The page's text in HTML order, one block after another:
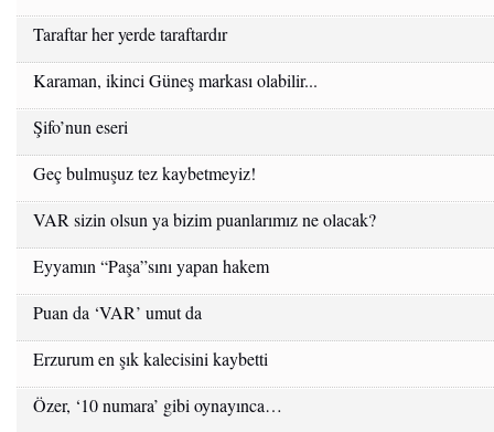
Taraftar her yerde taraftardır
Karaman, ikinci Güneş markası olabilir...
Şifo’nun eseri
Geç bulmuşuz tez kaybetmeyiz!
VAR sizin olsun ya bizim puanlarımız ne olacak?
Eyyamın “Paşa”sını yapan hakem
Puan da ‘VAR’ umut da
Erzurum en şık kalecisini kaybetti
Özer, ‘10 numara’ gibi oynayınca…